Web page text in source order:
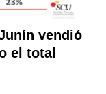
vendió
el total